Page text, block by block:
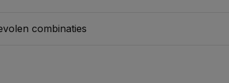
combinaties